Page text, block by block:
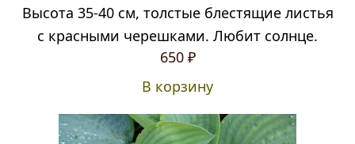
Высота 35-40 см, толстые блестящие листья
с красными черешками. Любит солнце.
650 ₽
В корзину